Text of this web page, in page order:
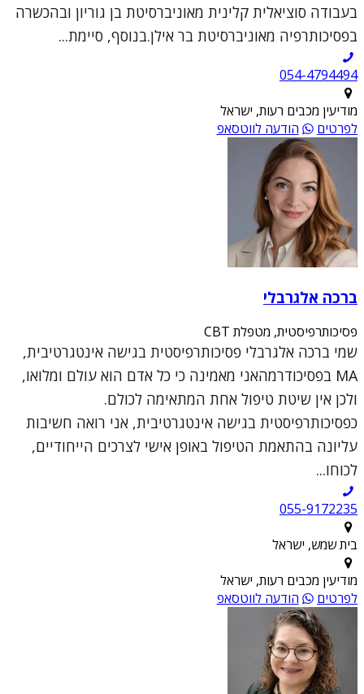
בעבודה סוציאלית קלינית מאוניברסיטת בן גוריון ובהכשרה
בפסיכותרפיה מאוניברסיטת בר אילן.בנוסף, סיימת...
054-4794494
מודיעין מכבים רעות, ישראל
לפרטים
הודעה לווטסאפ
ברכה אלגרבלי
פסיכותרפיסטית, מטפלת CBT
שמי ברכה אלגרבלי פסיכותרפיסטית בגישה אינטגרטיבית,
MA בפסיכודרמהאני מאמינה כי כל אדם הוא עולם ומלואו,
ולכן אין שיטת טיפול אחת המתאימה לכולם.
כפסיכותרפיסטית בגישה אינטגרטיבית, אני רואה חשיבות
עליונה בהתאמת הטיפול באופן אישי לצרכים הייחודיים,
לכוחו...
055-9172235
בית שמש, ישראל
מודיעין מכבים רעות, ישראל
לפרטים
הודעה לווטסאפ